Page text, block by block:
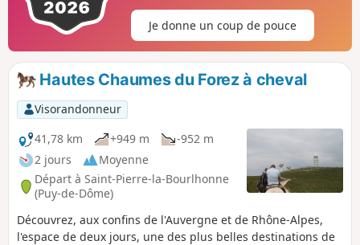
Je donne un coup de pouce
Hautes Chaumes du Forez à cheval
Visorandonneur
41,78 km
+949 m
-952 m
2 jours
Moyenne
Départ à Saint-Pierre-la-Bourlhonne
(Puy-de-Dôme)
Découvrez, aux confins de l'Auvergne et de Rhône-Alpes,
l'espace de deux jours, une des plus belles destinations de